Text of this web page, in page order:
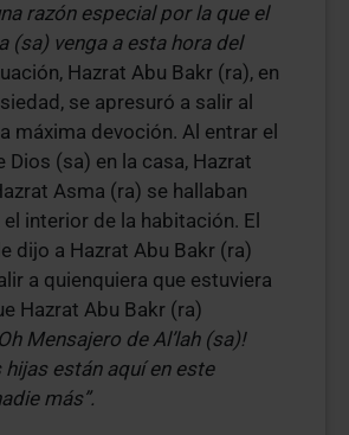
razón especial por la que el
(sa) venga a esta hora del
Hazrat Abu Bakr (ra), en
se apresuró a salir al
máxima devoción. Al entrar el
Dios (sa) en la casa, Hazrat
Asma (ra) se hallaban
interior de la habitación. El
dijo a Hazrat Abu Bakr (ra)
a quienquiera que estuviera
Hazrat Abu Bakr (ra)
Mensajero de Al’lah (sa)!
están aquí en este
más”.